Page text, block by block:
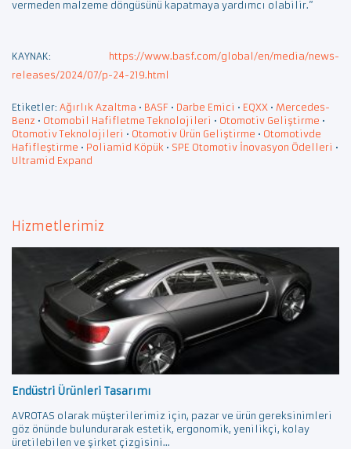
vermeden malzeme döngüsünü kapatmaya yardımcı olabilir.”
KAYNAK: https://www.basf.com/global/en/media/news-
releases/2024/07/p-24-219.html
Etiketler: Ağırlık Azaltma • BASF • Darbe Emici • EQXX • Mercedes-
Benz • Otomobil Hafifletme Teknolojileri • Otomotiv Geliştirme •
Otomotiv Teknolojileri • Otomotiv Ürün Geliştirme • Otomotivde
Hafifleştirme • Poliamid Köpük • SPE Otomotiv İnovasyon Ödelleri •
Ultramid Expand
Hizmetlerimiz
Endüstri Ürünleri Tasarımı
AVROTAS olarak müşterilerimiz için, pazar ve ürün gereksinimleri
göz önünde bulundurarak estetik, ergonomik, yenilikçi, kolay
üretilebilen ve şirket çizgisini...